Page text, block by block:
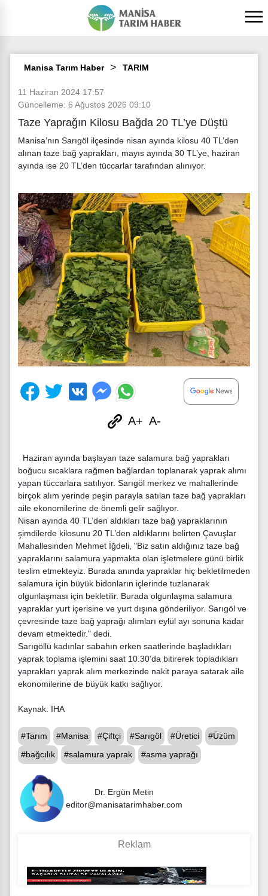
Manisa Tarım Haber TARIM
11 Haziran 2024 17:57
Güncelleme: 6 Ağustos 2026 09:10
Taze Yaprağın Kilosu Bağda 20 TL’ye Düştü
Manisa’nın Sarıgöl ilçesinde nisan ayında kilosu 40 TL’den
alınan taze bağ yaprakları, mayıs ayında 30 TL’ye, haziran
ayında ise 20 TL’den tüccarlar tarafından alınıyor.
A+ A-
Haziran ayında başlayan taze salamura bağ yaprakları
boğucu sıcaklara rağmen bağlardan toplanarak yaprak alımı
yapan tüccarlara satılıyor. Sarıgöl merkez ve mahallerinde
birçok alım yerinde peşin parayla satılan taze bağ yaprakları
aile ekonomilerine de önemli gelir sağlıyor.
Nisan ayında 40 TL’den aldıkları taze bağ yapraklarının
şimdilerde kilosunu 20 TL’den aldıklarını belirten Çavuşlar
Mahallesinden Mehmet İğdeli, "Biz satın aldığınız taze bağ
yapraklarını salamura yapmakta olan işletmelere günü birlik
teslim etmekteyiz. Burada anında yapraklar hiç bekletilmeden
salamura için büyük bidonların içlerinde tuzlanarak
olgunlaşması için bekletilir. Burada olgunlaşma salamura
yapraklar yurt içerisine ve yurt dışına gönderiliyor. Sarıgöl ve
çevresinde taze bağ yaprağı alımları eylül ayı sonuna kadar
devam etmektedir." dedi.
Sarıgöllü kadınlar sabahın erken saatlerinde başladıkları
yaprak toplama işlemini saat 10.30’da bitirerek topladıkları
yaprakları yaprak alım merkezinde nakit paraya satarak aile
ekonomilerine de büyük katkı sağlıyor.
Kaynak: İHA
#Tarım #Manisa #Çiftçi #Sarıgöl #Üretici
#Üzüm
#bağcılık
#salamura yaprak #asma yaprağı
Dr. Ergün Metin
editor@manisatarimhaber.com